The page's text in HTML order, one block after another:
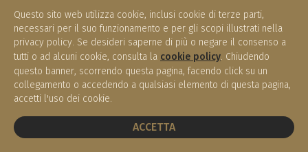
Questo sito web utilizza cookie, inclusi cookie di terze parti,
necessari per il suo funzionamento e per gli scopi illustrati nella
privacy policy. Se desideri saperne di più o negare il consenso a
tutti o ad alcuni cookie, consulta la cookie policy. Chiudendo
questo banner, scorrendo questa pagina, facendo click su un
collegamento o accedendo a qualsiasi elemento di questa pagina,
accetti l'uso dei cookie.
ACCETTA
ISCRIVITI
PRENOTA UN TAVOLO